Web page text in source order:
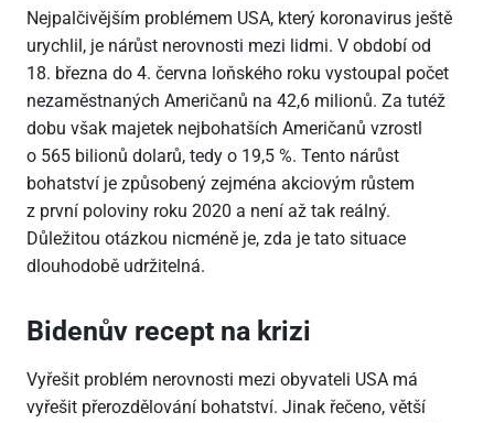
Nejpalčivějším problémem USA, který koronavirus ještě
urychlil, je nárůst nerovnosti mezi lidmi. V období od
18. března do 4. června loňského roku vystoupal počet
nezaměstnaných Američanů na 42,6 milionů. Za tutéž
dobu však majetek nejbohatších Američanů vzrostl
o 565 bilionů dolarů, tedy o 19,5 %. Tento nárůst
bohatství je způsobený zejména akciovým růstem
z první poloviny roku 2020 a není až tak reálný.
Důležitou otázkou nicméně je, zda je tato situace
dlouhodobě udržitelná.
Bidenův recept na krizi
Vyřešit problém nerovnosti mezi obyvateli USA má
vyřešit přerozdělování bohatství. Jinak řečeno, větší